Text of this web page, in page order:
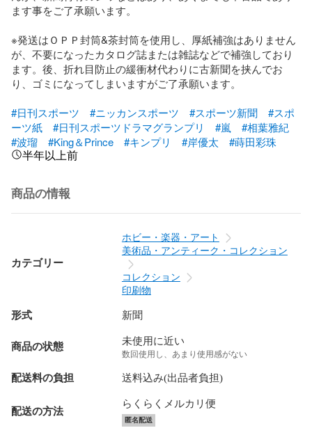
ます事をご了承願います。
※発送はＯＰＰ封筒&茶封筒を使用し、厚紙補強はありません
が、不要になったカタログ誌または雑誌などで補強しており
ます。後、折れ目防止の緩衝材代わりに古新聞を挟んでお
り、ゴミになってしまいますがご了承願います。
#日刊スポーツ
#ニッカンスポーツ #スポーツ新聞
#スポ
ーツ紙
#日刊スポーツドラマグランプリ #嵐
#相葉雅紀
#波瑠
#King＆Prince #キンプリ #岸優太 #蒔田彩珠
半年以上前
商品の情報
カテゴリー
ホビー・楽器・アート
美術品・アンティーク・コレクション
コレクション
印刷物
形式 新聞
商品の状態 未使用に近い
数回使用し、あまり使用感がない
配送料の負担 送料込み(出品者負担)
配送の方法
らくらくメルカリ便
匿名配送